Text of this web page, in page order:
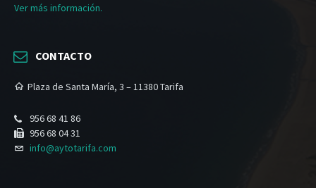
Ver más información.
CONTACTO
Plaza de Santa María, 3 – 11380 Tarifa
956 68 41 86
956 68 04 31
info@aytotarifa.com